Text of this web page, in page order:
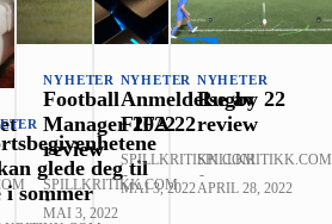
glede deg til
i sommer
NYHETER
Football
Manager 2022
review
SPILLKRITIKK.COM
-
MAI 3, 2022
NYHETER
Anmeldelse av
FIFA 22
SPILLKRITIKK.COM
-
MAI 3, 2022
NYHETER
Rugby 22
review
SPILLKRITIKK.COM
-
APRIL 28, 2022